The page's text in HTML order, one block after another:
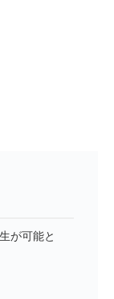
が可能と